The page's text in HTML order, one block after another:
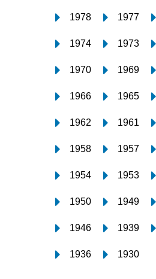
1978 1977
1974 1973
1970 1969
1966 1965
1962 1961
1958 1957
1954 1953
1950 1949
1946 1939
1936 1930